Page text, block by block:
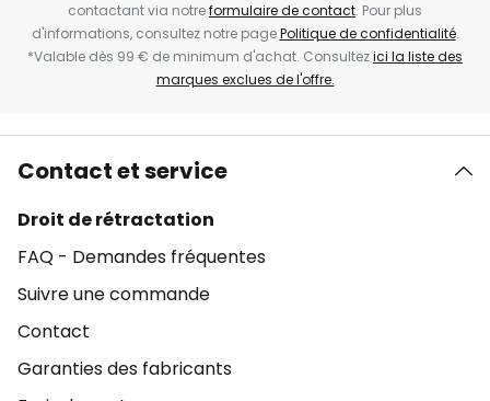
contactant via notreformulaire de contact. Pour plus
d'informations, consultez notre pagePolitique de confidentialité.
*Valable dès 99 € de minimum d'achat. Consultezici la liste des
marques exclues de l'offre.
Contact et service
Droit de rétractation
FAQ - Demandes fréquentes
Suivre une commande
Contact
Garanties des fabricants